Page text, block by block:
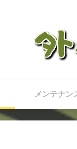
メンテナン